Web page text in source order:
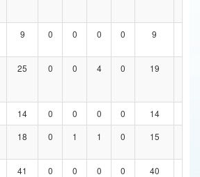
Regional
e dos Direitos Humanos
9 0 0 0 0 9
25 0 0 4 0 19
14 0 0 0 0 14
18 0 1 1 0 15
41 0 0 0 0 40